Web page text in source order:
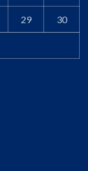
29 30